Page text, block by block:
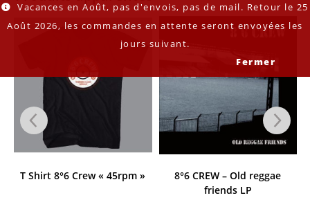
Vacances en Août, pas d'envois, pas de mail. Retour le 25
Août 2026, les commandes en attente seront envoyées les
jours suivant.
Fermer
T Shirt 8°6 Crew « 45rpm »
8°6 CREW – Old reggae
friends LP